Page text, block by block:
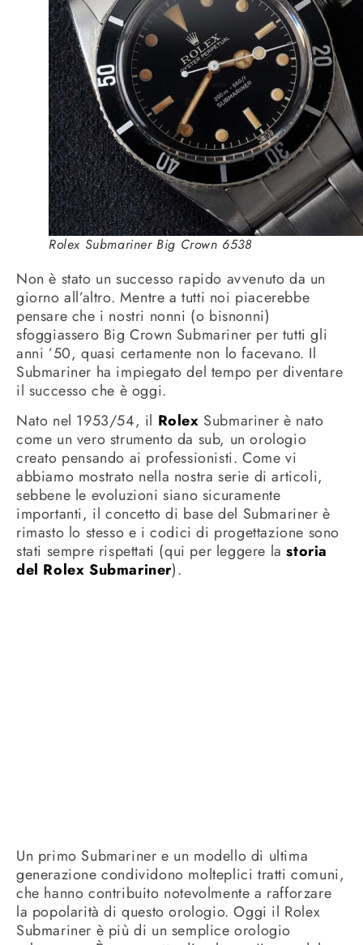
Rolex Submariner Big Crown 6538
Non è stato un successo rapido avvenuto da un
giorno all’altro. Mentre a tutti noi piacerebbe
pensare che i nostri nonni (o bisnonni)
sfoggiassero Big Crown Submariner per tutti gli
anni ’50, quasi certamente non lo facevano. Il
Submariner ha impiegato del tempo per diventare
il successo che è oggi.
Nato nel 1953/54, il Rolex Submariner è nato
come un vero strumento da sub, un orologio
creato pensando ai professionisti.Come vi
abbiamo mostrato nella nostra serie di articoli,
sebbene le evoluzioni siano sicuramente
importanti, il concetto di base del Submariner è
rimasto lo stesso e i codici di progettazione sono
stati sempre rispettati (qui per leggere lastoria
del Rolex Submariner).
Un primo Submariner e un modello di ultima
generazione condividono molteplici tratti comuni,
che hanno contribuito notevolmente a rafforzare
la popolarità di questo orologio. Oggi il Rolex
Submariner è più di un semplice orologio